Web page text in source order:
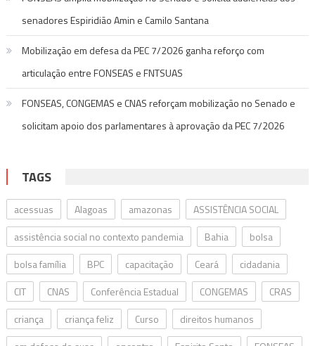
senadores Espiridião Amin e Camilo Santana
Mobilização em defesa da PEC 7/2026 ganha reforço com
articulação entre FONSEAS e FNTSUAS
FONSEAS, CONGEMAS e CNAS reforçam mobilização no Senado e
solicitam apoio dos parlamentares à aprovação da PEC 7/2026
TAGS
acessuas Alagoas amazonas
ASSISTÊNCIA SOCIAL
assistência social no contexto pandemia
Bahia
bolsa
bolsa família
BPC capacitação Ceará
cidadania
CIT
CNAS Conferência Estadual CONGEMAS
CRAS
criança
criança feliz Curso
direitos humanos